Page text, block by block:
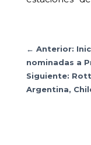
← Anterior:
nominadas a
Siguiente:
Argentina,